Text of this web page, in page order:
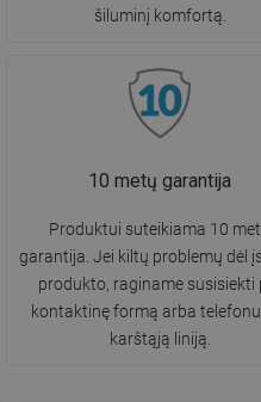
šiluminį komfortą.
10 metų garantija
Produktui suteikiama 10
garantija. Jei kiltų problemų dėl
produkto, raginame susisiekti
kontaktinę formą arba
karštąją liniją.